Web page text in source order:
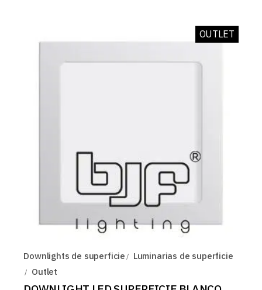
OUTLET
Downlights de superficie
Luminarias de superficie
Outlet